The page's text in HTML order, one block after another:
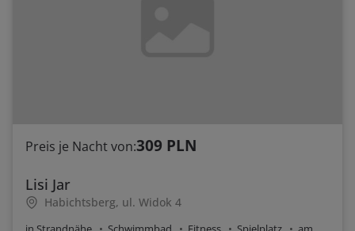
Preis je Nacht von:309 PLN
Lisi Jar
Habichtsberg, ul. Widok 4